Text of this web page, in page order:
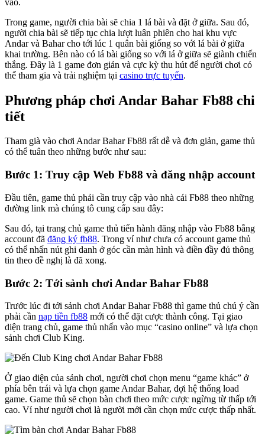
Trong game, người chia bài sẽ chia 1 lá bài và đặt ở giữa. Sau đó,
người chia bài sẽ tiếp tục chia lượt luân phiên cho hai khu vực
Andar và Bahar cho tới lúc 1 quân bài giống so với lá bài ở giữa
khai trường. Bên nào có lá bài giống so với lá ở giữa sẽ giành chiến
thắng. Đây là 1 game đơn giản và cực kỳ thu hút để người chơi có
thể tham gia và trải nghiệm tại casino trực tuyến.
Phương pháp chơi Andar Bahar Fb88 chi
tiết
Tham già vào chơi Andar Bahar Fb88 rất dễ và đơn giản, game thủ
có thể tuân theo những bước như sau:
Bước 1: Truy cập Web Fb88 và đăng nhập account
Đầu tiên, game thủ phải cần truy cập vào nhà cái Fb88 theo những
đường link mà chúng tô cung cấp sau đây:
Sau đó, tại trang chủ game thủ tiến hành đăng nhập vào Fb88 bằng
account đã đăng ký fb88. Trong ví như chưa có account game thủ
có thể nhấn nút ghi danh ở góc cần màn hình và điền đầy đủ thông
tin theo đề nghị là đã xong.
Bước 2: Tới sảnh chơi Andar Bahar Fb88
Trước lúc đi tới sảnh chơi Andar Bahar Fb88 thì game thủ chú ý cần
phải cần nạp tiền fb88 mới có thể đặt cược thành công. Tại giao
diện trang chủ, game thủ nhấn vào mục “casino online” và lựa chọn
sảnh chơi Club King.
Ở giao diện của sảnh chơi, người chơi chọn menu “game khác” ở
phía bên trái và lựa chọn game Andar Bahar, đợi hệ thống load
game. Game thủ sẽ chọn bàn chơi theo mức cược ngừng từ thấp tới
cao. Ví như người chơi là người mới cần chọn mức cược thấp nhất.